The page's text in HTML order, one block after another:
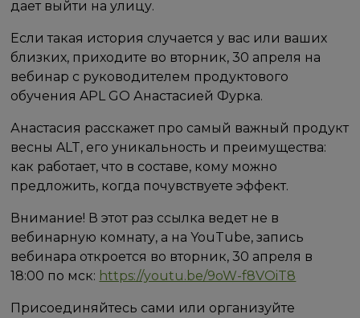
дает выйти на улицу.
Если такая история случается у вас или ваших
близких, приходите во вторник, 30 апреля на
вебинар с руководителем продуктового
обучения APL GO Анастасией Фурка.
Анастасия расскажет про самый важный продукт
весны ALT, его уникальность и преимущества:
как работает, что в составе, кому можно
предложить, когда почувствуете эффект.
Внимание! В этот раз ссылка ведет не в
вебинарную комнату, а на YouTube, запись
вебинара откроется во вторник, 30 апреля в
18:00 по мск: https://youtu.be/9oW-f8VOiT8
Присоединяйтесь сами или организуйте